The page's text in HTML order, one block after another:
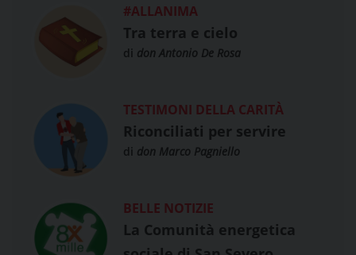
#ALLANIMA
Tra terra e cielo
di don Antonio De Rosa
TESTIMONI DELLA CARITÀ
Riconciliati per servire
di don Marco Pagniello
BELLE NOTIZIE
La Comunità energetica